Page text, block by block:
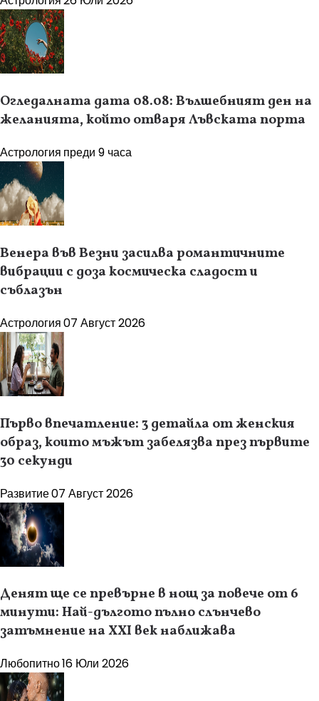
Огледалната дата 08.08: Вълшебният ден на
желанията, който отваря Лъвската порта
Астрология преди 9 часа
Венера във Везни засилва романтичните
вибрации с доза космическа сладост и
съблазън
Астрология07 Август 2026
Първо впечатление: 3 детайла от женския
образ, които мъжът забелязва през първите
30 секунди
Развитие07 Август 2026
Денят ще се превърне в нощ за повече от 6
минути: Най-дългото пълно слънчево
затъмнение на XXI век наближава
Любопитно16 Юли 2026